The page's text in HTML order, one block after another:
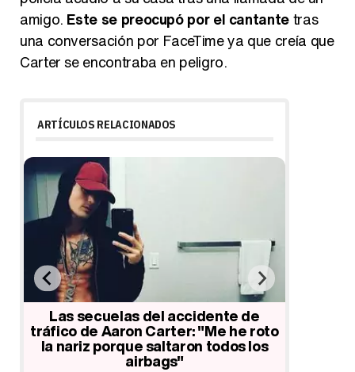
amigo. Este se preocupó por el cantantetras
una conversación por FaceTime ya que creía que
Carter se encontraba en peligro.
ARTÍCULOS RELACIONADOS
Aaron Carter le pide una cita a
Chloe Moretz tan solo un día
después de romper con su novia
Madison Parker